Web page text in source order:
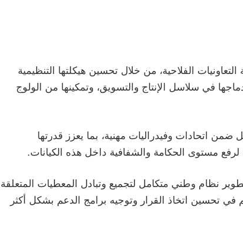
الفلاحية، من خلال تحسين هيكلتها التنظيمية
في سلاسل الإنتاج والتسويق، وتمكينها من الولوج
ضمن اتحادات وفيدراليات مهنية، بما يعزز قدرتها
لرفع مستوى الحكامة والشفافية داخل هذه الكيانات.
نظام وطني متكامل لتجميع وتبادل المعطيات المتعلقة
في تحسين اتخاذ القرار وتوجيه برامج الدعم بشكل أكثر